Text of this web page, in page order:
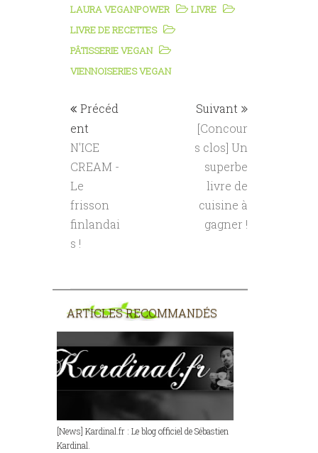
LAURA VEGANPOWER
LIVRE
LIVRE DE RECETTES
PÂTISSERIE VEGAN
VIENNOISERIES VEGAN
Précéd
ent
N'ICE
CREAM -
Le
frisson
finlandai
s !
Suivant
[Concour
s clos] Un
superbe
livre de
cuisine à
gagner !
ARTICLES RECOMMANDÉS
[News] Kardinal.fr : Le blog officiel de Sébastien
Kardinal.